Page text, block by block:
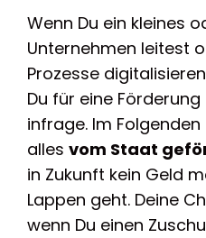
Wenn Du ein kleines
Unternehmen leitest
Prozesse
Du für eine
infrage. Im Folgenden
alles vom Staat
in Zukunft kein Geld
Lappen geht. Deine
wenn Du einen